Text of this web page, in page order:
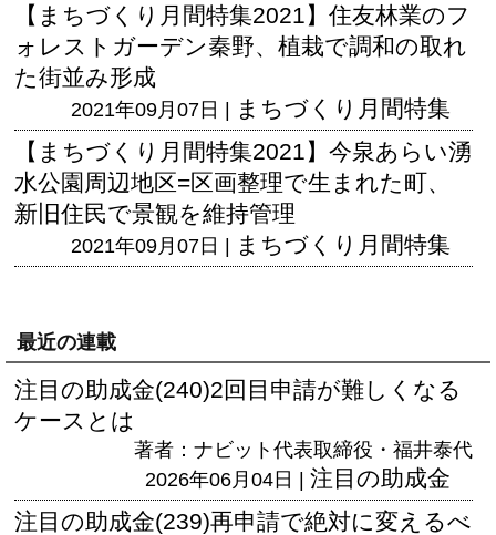
【まちづくり月間特集2021】住友林業のフ
ォレストガーデン秦野、植栽で調和の取れ
た街並み形成
2021年09月07日 | まちづくり月間特集
【まちづくり月間特集2021】今泉あらい湧
水公園周辺地区=区画整理で生まれた町、
新旧住民で景観を維持管理
2021年09月07日 | まちづくり月間特集
最近の連載
注目の助成金(240)2回目申請が難しくなる
ケースとは
著者：ナビット代表取締役・福井泰代
2026年06月04日 | 注目の助成金
注目の助成金(239)再申請で絶対に変えるべ